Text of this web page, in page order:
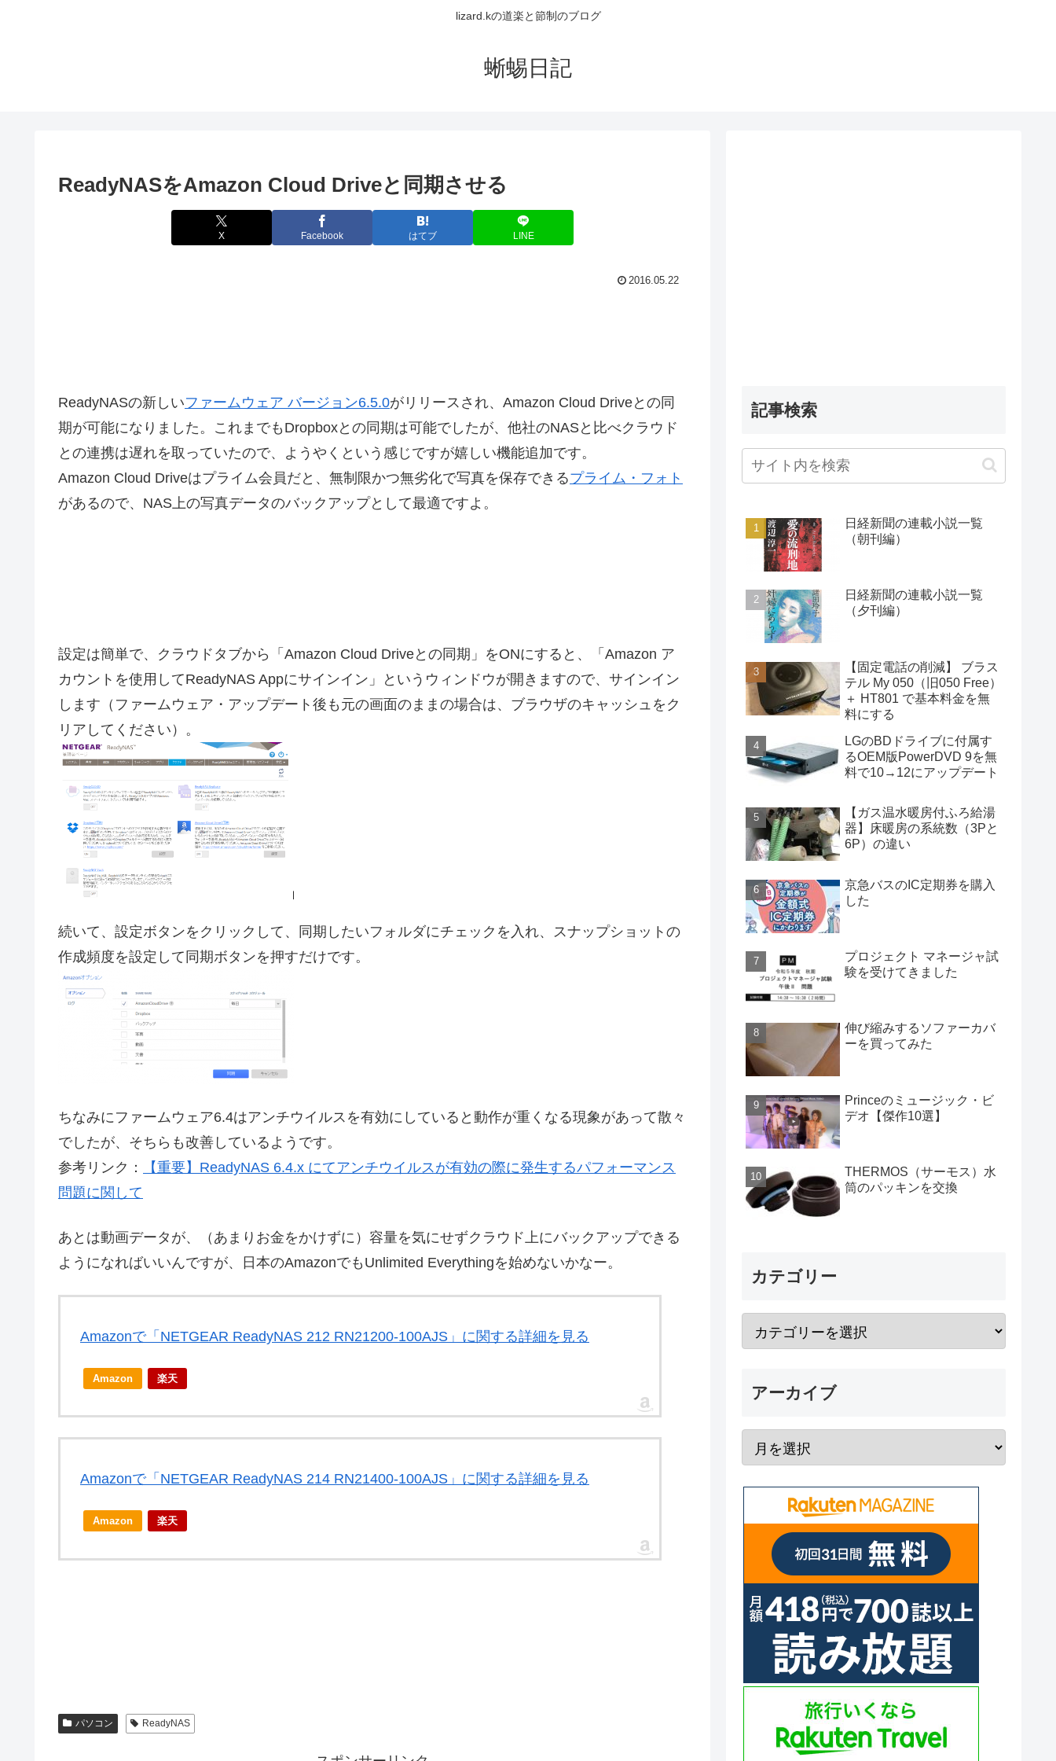
lizard.kの道楽と節制のブログ
蜥蜴日記
ReadyNASをAmazon Cloud Driveと同期させる
X Facebook はてブ LINE
2016.05.22
ReadyNASの新しいファームウェア バージョン6.5.0がリリースされ、Amazon Cloud Driveとの同
期が可能になりました。これまでもDropboxとの同期は可能でしたが、他社のNASと比べクラウド
との連携は遅れを取っていたので、ようやくという感じですが嬉しい機能追加です。
Amazon Cloud Driveはプライム会員だと、無制限かつ無劣化で写真を保存できるプライム・フォト
があるので、NAS上の写真データのバックアップとして最適ですよ。
設定は簡単で、クラウドタブから「Amazon Cloud Driveとの同期」をONにすると、「Amazon ア
カウントを使用してReadyNAS Appにサインイン」というウィンドウが開きますので、サインイン
します（ファームウェア・アップデート後も元の画面のままの場合は、ブラウザのキャッシュをク
リアしてください）。
続いて、設定ボタンをクリックして、同期したいフォルダにチェックを入れ、スナップショットの
作成頻度を設定して同期ボタンを押すだけです。
ちなみにファームウェア6.4はアンチウイルスを有効にしていると動作が重くなる現象があって散々
でしたが、そちらも改善しているようです。
参考リンク：
【重要】ReadyNAS 6.4.x にてアンチウイルスが有効の際に発生するパフォーマンス
問題に関して
あとは動画データが、（あまりお金をかけずに）容量を気にせずクラウド上にバックアップできる
ようになればいいんですが、日本のAmazonでもUnlimited Everythingを始めないかなー。
Amazonで「NETGEAR ReadyNAS 212 RN21200-100AJS」に関する詳細を見る
Amazon 楽天
Amazonで「NETGEAR ReadyNAS 214 RN21400-100AJS」に関する詳細を見る
Amazon 楽天
パソコン ReadyNAS
記事検索
日経新聞の連載小説一覧
（朝刊編）
日経新聞の連載小説一覧
（夕刊編）
【固定電話の削減】 ブラス
テル My 050（旧050 Free）
＋ HT801 で基本料金を無
料にする
LGのBDドライブに付属す
るOEM版PowerDVD 9を無
料で10→12にアップデート
【ガス温水暖房付ふろ給湯
器】床暖房の系統数（3Pと
6P）の違い
京急バスのIC定期券を購入
した
プロジェクト マネージャ試
験を受けてきました
伸び縮みするソファーカバ
ーを買ってみた
Princeのミュージック・ビ
デオ【傑作10選】
THERMOS（サーモス）水
筒のパッキンを交換
カテゴリー
アーカイブ